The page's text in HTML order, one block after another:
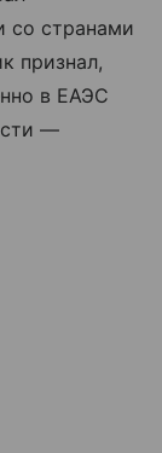
со странами
признал,
в ЕАЭС
—